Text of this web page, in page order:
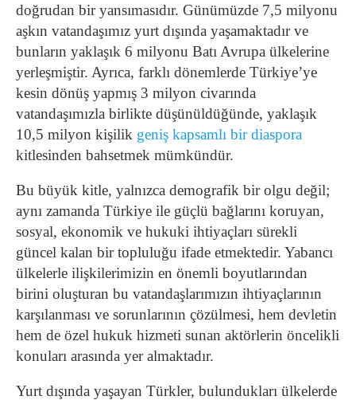
doğrudan bir yansımasıdır. Günümüzde 7,5 milyonu
aşkın vatandaşımız yurt dışında yaşamaktadır ve
bunların yaklaşık 6 milyonu Batı Avrupa ülkelerine
yerleşmiştir. Ayrıca, farklı dönemlerde Türkiye’ye
kesin dönüş yapmış 3 milyon civarında
vatandaşımızla birlikte düşünüldüğünde, yaklaşık
10,5 milyon kişilik geniş kapsamlı bir diaspora
kitlesinden bahsetmek mümkündür.
Bu büyük kitle, yalnızca demografik bir olgu değil;
aynı zamanda Türkiye ile güçlü bağlarını koruyan,
sosyal, ekonomik ve hukuki ihtiyaçları sürekli
güncel kalan bir topluluğu ifade etmektedir. Yabancı
ülkelerle ilişkilerimizin en önemli boyutlarından
birini oluşturan bu vatandaşlarımızın ihtiyaçlarının
karşılanması ve sorunlarının çözülmesi, hem devletin
hem de özel hukuk hizmeti sunan aktörlerin öncelikli
konuları arasında yer almaktadır.
Yurt dışında yaşayan Türkler, bulundukları ülkelerde